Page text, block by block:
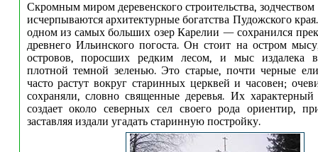
Скромным миром деревенского строительства,
исчерпываются архитектурные богатства Пудожского
одном из самых больших озер Карелии — сохранился
древнего Ильинского погоста. Он стоит на остром
островов, поросших редким лесом, и мыс издалека
плотной темной зеленью. Это старые, почти черные
часто растут вокруг старинных церквей и часовен;
сохраняли, словно священные деревья. Их характерный
создает около северных сел своего рода ориентир,
заставляя издали угадать старинную постройку.